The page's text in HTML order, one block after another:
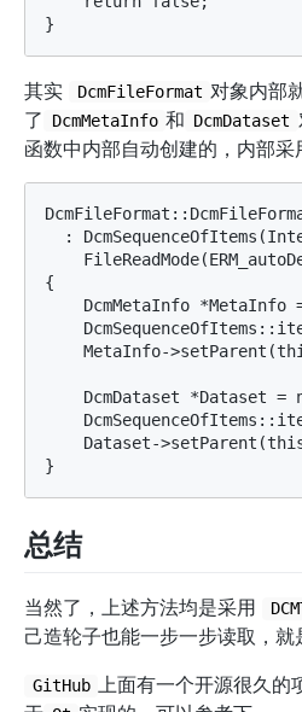
其实 DcmFileFormat 对象内部
了
DcmMetaInfo 和 DcmDataset
函数中内部自动创建的，内部
:
{
DcmMetaInfo *MetaInfo
MetaInfo-
DcmDataset *Dataset =
Dataset-
总结
当然了，上述方法均是采用
己造轮子也能一步一步读取，就
GitHub 上面有一个开源很久的